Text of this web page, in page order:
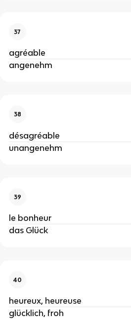
37
agréable
angenehm
38
désagréable
unangenehm
39
le bonheur
das Glück
40
heureux, heureuse
glücklich, froh